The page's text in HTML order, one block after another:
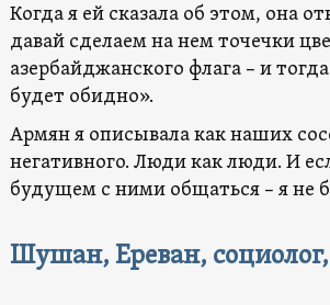
Когда я ей сказала об этом, она
давай сделаем на нем точечки
азербайджанского флага – и
будет обидно».
Армян я описывала как наших
негативного. Люди как люди. И
будущем с ними общаться – я не
Шушан, Ереван,